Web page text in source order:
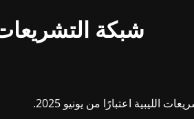
شبكة التشريعات
اعتبارًا من يونيو 2025.